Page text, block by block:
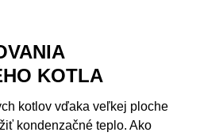
KOTLA
kotlov vďaka veľkej ploche
kondenzačné teplo. Ako